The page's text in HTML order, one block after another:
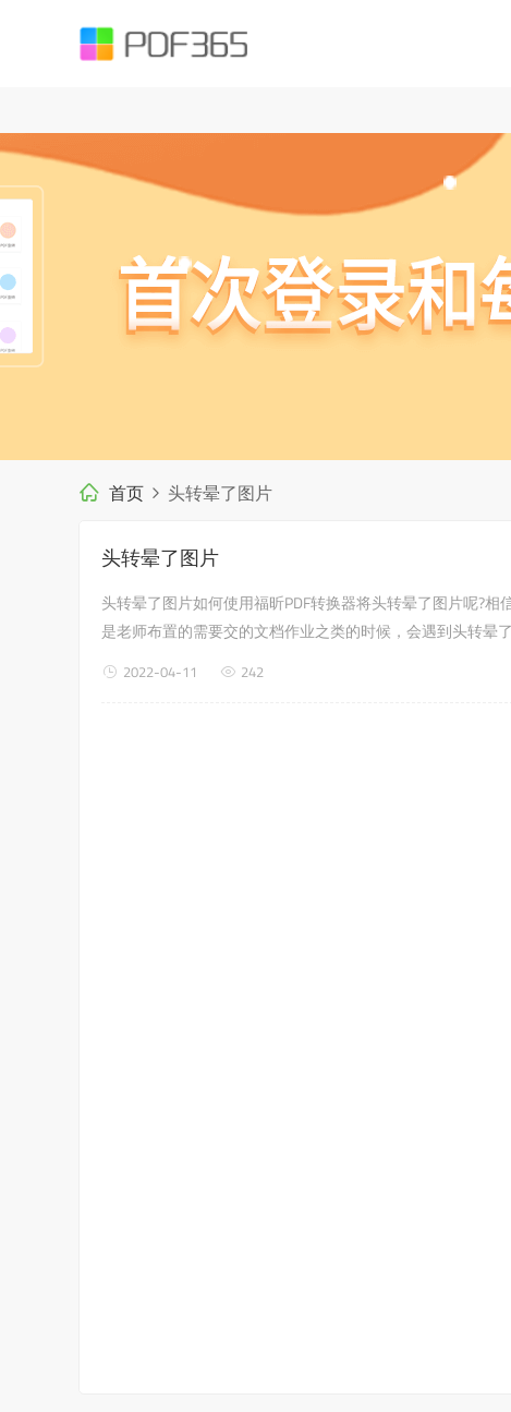
().;?:@&=+$,%#-]+)+/?)$`; var objExp = new RegExp(Expression); if
首页 头转晕了图片
头转晕了图片
头转晕了图片如何使用福昕PDF转换器将头转晕了图片呢?
是老师布置的需要交的文档作业之类的时候，会遇到头转晕
2022-04-11 242